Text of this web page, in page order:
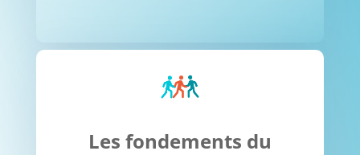
Les fondements du